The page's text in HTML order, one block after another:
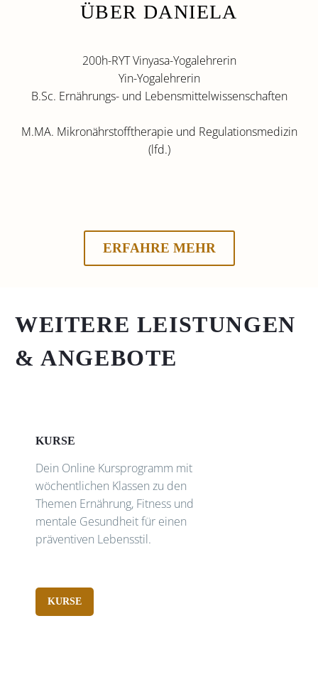
ÜBER DANIELA
200h-RYT Vinyasa-Yogalehrerin
Yin-Yogalehrerin
B.Sc. Ernährungs- und Lebensmittelwissenschaften
M.MA. Mikronährstofftherapie und Regulationsmedizin
(lfd.)
ERFAHRE MEHR
WEITERE LEISTUNGEN
& ANGEBOTE
KURSE
Dein Online Kursprogramm mit
wöchentlichen Klassen zu den
Themen Ernährung, Fitness und
mentale Gesundheit für einen
präventiven Lebensstil.
KURSE